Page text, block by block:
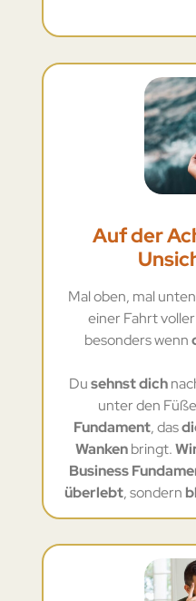
Auf der
Mal oben, mal
einer Fahrt voller
besonders wenn
Dusehnst dich
unter den
Fundament, das
Wankenbringt.
Business
überlebt, sondern